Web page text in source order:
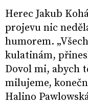
Herec Jakub
projevu nic
humorem.
kulatinám,
Dovol mi, abych
milujeme,
Halino